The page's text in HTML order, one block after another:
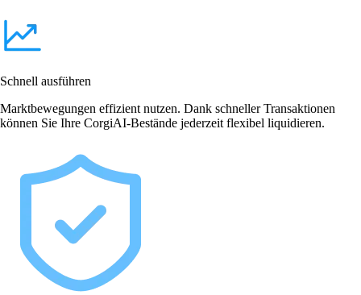
Schnell ausführen
Marktbewegungen effizient nutzen. Dank schneller Transaktionen
können Sie Ihre CorgiAI-Bestände jederzeit flexibel liquidieren.